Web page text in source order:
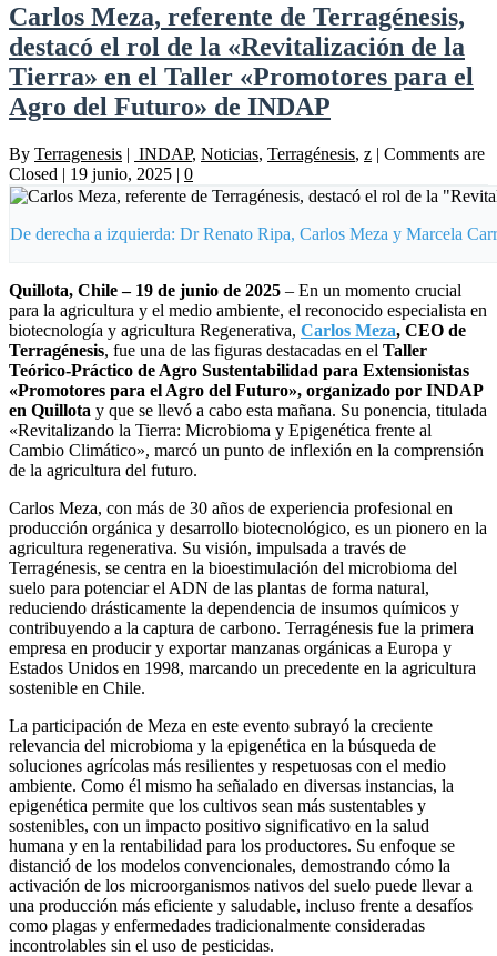
Carlos Meza, referente de Terragénesis,
destacó el rol de la «Revitalización de la
Tierra» en el Taller «Promotores para el
Agro del Futuro» de INDAP
By Terragenesis | INDAP, Noticias, Terragénesis, z | Comments are
Closed | 19 junio, 2025 | 0
De derecha a izquierda: Dr Renato Ripa, Carlos Meza y Marcela
Quillota, Chile – 19 de junio de 2025 – En un momento crucial
para la agricultura y el medio ambiente, el reconocido especialista en
biotecnología y agricultura Regenerativa, Carlos Meza, CEO de
Terragénesis, fue una de las figuras destacadas en el Taller
Teórico-Práctico de Agro Sustentabilidad para Extensionistas
«Promotores para el Agro del Futuro», organizado por INDAP
en Quillota y que se llevó a cabo esta mañana. Su ponencia, titulada
«Revitalizando la Tierra: Microbioma y Epigenética frente al
Cambio Climático», marcó un punto de inflexión en la comprensión
de la agricultura del futuro.
Carlos Meza, con más de 30 años de experiencia profesional en
producción orgánica y desarrollo biotecnológico, es un pionero en la
agricultura regenerativa. Su visión, impulsada a través de
Terragénesis, se centra en la bioestimulación del microbioma del
suelo para potenciar el ADN de las plantas de forma natural,
reduciendo drásticamente la dependencia de insumos químicos y
contribuyendo a la captura de carbono. Terragénesis fue la primera
empresa en producir y exportar manzanas orgánicas a Europa y
Estados Unidos en 1998, marcando un precedente en la agricultura
sostenible en Chile.
La participación de Meza en este evento subrayó la creciente
relevancia del microbioma y la epigenética en la búsqueda de
soluciones agrícolas más resilientes y respetuosas con el medio
ambiente. Como él mismo ha señalado en diversas instancias, la
epigenética permite que los cultivos sean más sustentables y
sostenibles, con un impacto positivo significativo en la salud
humana y en la rentabilidad para los productores. Su enfoque se
distanció de los modelos convencionales, demostrando cómo la
activación de los microorganismos nativos del suelo puede llevar a
una producción más eficiente y saludable, incluso frente a desafíos
como plagas y enfermedades tradicionalmente consideradas
incontrolables sin el uso de pesticidas.